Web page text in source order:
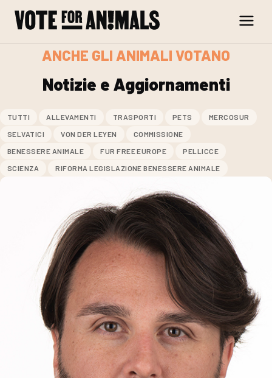
ANCHE GLI ANIMALI VOTANO
Notizie e Aggiornamenti
TUTTI ALLEVAMENTI TRASPORTI PETS
MERCOSUR
SELVATICI
VON DER LEYEN
COMMISSIONE
BENESSERE ANIMALE
FUR FREE EUROPE
PELLICCE
SCIENZA
RIFORMA LEGISLAZIONE BENESSERE ANIMALE